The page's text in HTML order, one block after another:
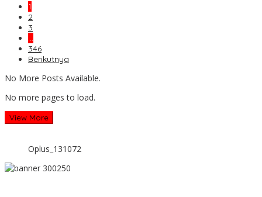
1
2
3
…
346
Berikutnya
No More Posts Available.
No more pages to load.
View More
Oplus_131072